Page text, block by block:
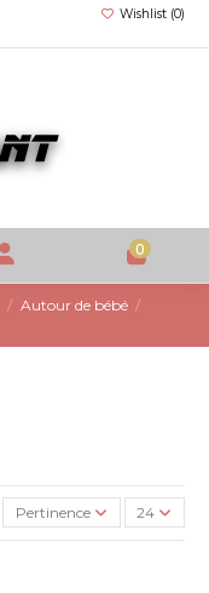
Wishlist (0)
0
Autour de bébé
Pertinence 24